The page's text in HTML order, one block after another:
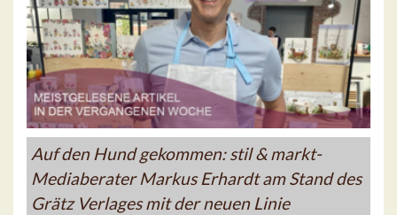
Auf den Hund gekommen: stil & markt-
Mediaberater Markus Erhardt am Stand des
Grätz Verlages mit der neuen Linie